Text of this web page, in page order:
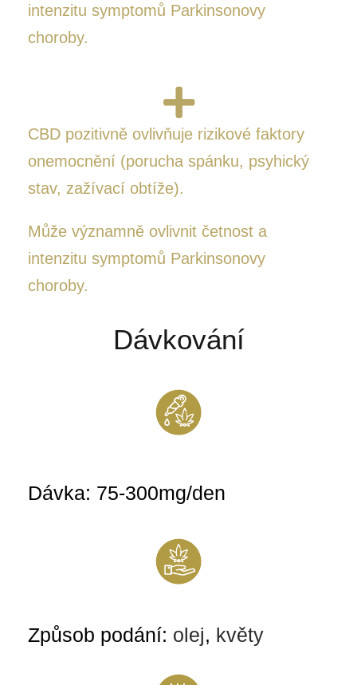
intenzitu symptomů Parkinsonovy
choroby.
CBD pozitivně ovlivňuje rizikové faktory
onemocnění (porucha spánku, psyhický
stav, zažívací obtíže).
Může významně ovlivnit četnost a
intenzitu symptomů Parkinsonovy
choroby.
Dávkování
Dávka: 75-300mg/den
Způsob podání: olej, květy